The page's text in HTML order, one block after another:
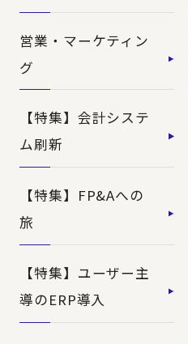
営業・マーケティン
グ
【特集】会計システ
ム刷新
【特集】FP&Aへの
旅
【特集】ユーザー主
導のERP導入